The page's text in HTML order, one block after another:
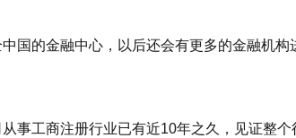
国的金融中心，以后还会有更多的金融机
事工商注册行业已有近10年之久，见证整